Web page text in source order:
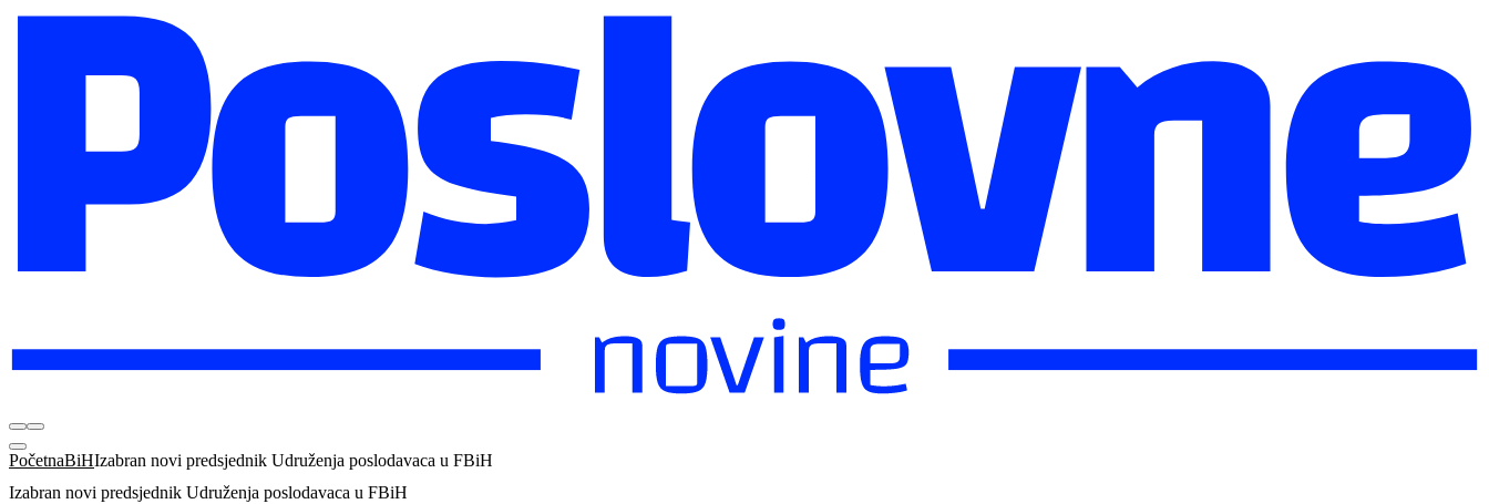
PočetnaBiHIzabran novi predsjednik Udruženja poslodavaca u FBiH
Izabran novi predsjednik Udruženja poslodavaca u FBiH